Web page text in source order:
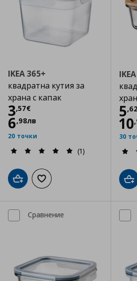
IKEA 365+
квадратна кутия за
храна с капак
3,57€
Цена
6,98лв
20 точки
(1)
Добави в кошницата
Добави към списъка с
5,62
10,
30
Сравнение